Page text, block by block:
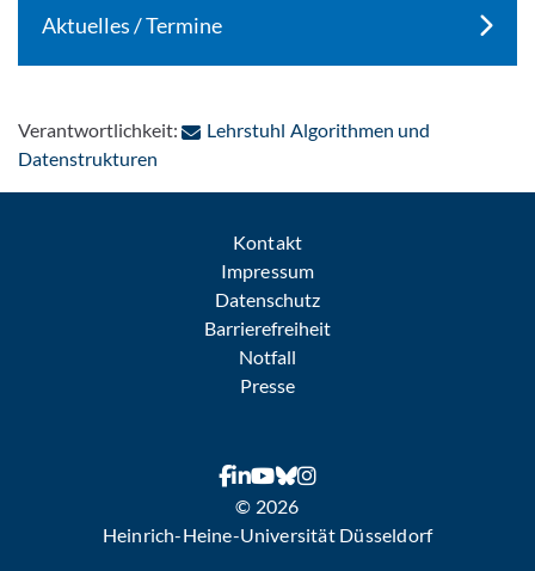
Aktuelles / Termine
Verantwortlichkeit:
Lehrstuhl Algorithmen und
Datenstrukturen
Kontakt
Impressum
Datenschutz
Barrierefreiheit
Notfall
Presse
© 2026
Heinrich-Heine-Universität Düsseldorf